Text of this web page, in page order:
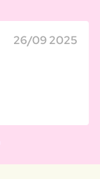
26/09 2025